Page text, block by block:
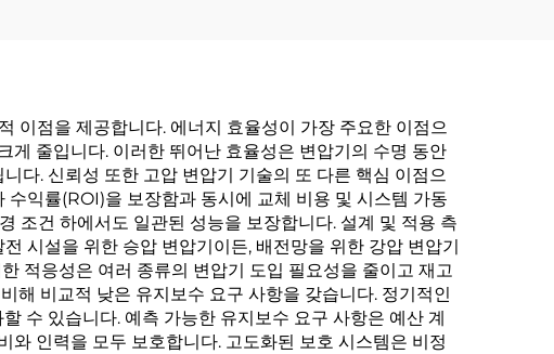
이점을 제공합니다. 에너지 효율성이 가장 주요한 이점으
줄입니다. 이러한 뛰어난 효율성은 변압기의 수명 동안
다. 신뢰성 또한 고압 변압기 기술의 또 다른 핵심 이점으
익률(ROI)을 보장함과 동시에 교체 비용 및 시스템 가동
조건 하에서도 일관된 성능을 보장합니다. 설계 및 적용 측
시설을 위한 승압 변압기이든, 배전망을 위한 강압 변압기
적응성은 여러 종류의 변압기 도입 필요성을 줄이고 재고
해 비교적 낮은 유지보수 요구 사항을 갖습니다. 정기적인
수 있습니다. 예측 가능한 유지보수 요구 사항은 예산 계
인력을 모두 보호합니다. 고도화된 보호 시스템은 비정